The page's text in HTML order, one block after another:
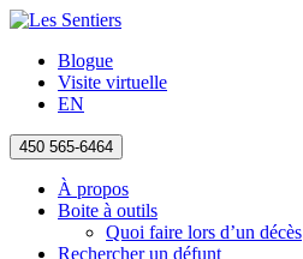
Blogue
Visite virtuelle
EN
450 565-6464
À propos
Boite à outils
Quoi faire lors d’un décès
Rechercher un défunt